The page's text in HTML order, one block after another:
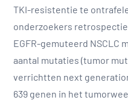
TKI-resistentie te
onderzoekers
EGFR-gemuteerd NSCLC
aantal mutaties (tumor
verrichtten next
639 genen in het